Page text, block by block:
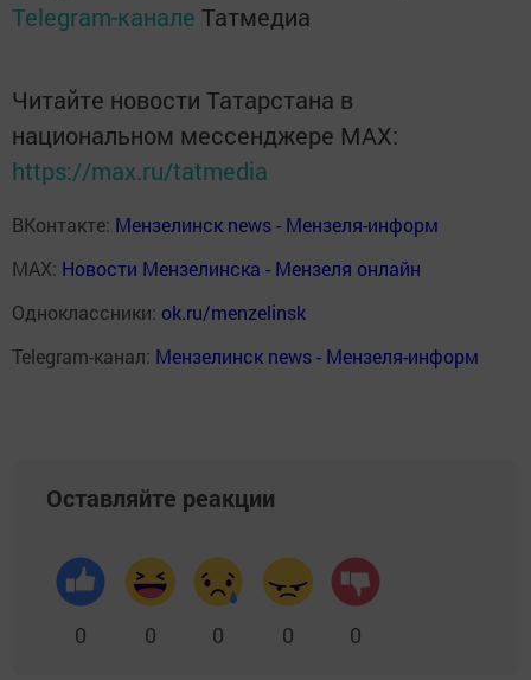
Telegram-канале Татмедиа
Читайте новости Татарстана в
национальном мессенджере MАХ:
https://max.ru/tatmedia
ВКонтакте: Мензелинск news - Мензеля-информ
MAX: Новости Мензелинска - Мензеля онлайн
Одноклассники: ok.ru/menzelinsk
Telegram-канал: Мензелинск news - Мензеля-информ
Оставляйте реакции
0 0 0 0 0